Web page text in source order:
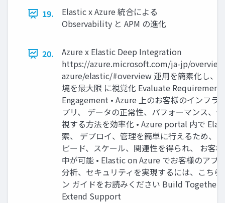
19.
Elastic x Azure 統合による
Observability と APM の進化
20.
Azure x Elastic Deep Integration
https://azure.microsoft.com/ja-jp/
azure/elastic/#overview 運⽤を簡素化し、
境を最⼤限 に視覚化 Evaluate
Engagement • Azure 上のお客様のインフラ
プリ、 データの正常性、パフォーマンス、
視する⽅法を効率化 • Azure portal 内で
索、 デプロイ、管理を簡単に⾏えるため、
ピード、スケール、関連性を得られ、 お客
中が可能 • Elastic on Azure でお客様のアプ
分析、セキュリティを実現するには、こち
ン ガイドをお読みください Build Together
Extend Support